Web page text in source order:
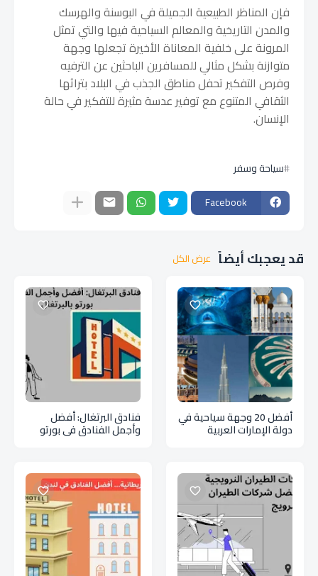
فإن المناظر الطبيعية الجميلة في البوسنة والهرسك
والمدن التاريخية والمعالم السياحية فيها والتي تمثل
المرونة على خلفية المعاناة الأخيرة تجعلها وجهة
متوازنة بشكل مثالي للمسافرين الباحثين عن الترفيه
وفرص التفكير تحفل مناطق الجذب في البلاد بتراثها
الثقافي المتنوع مع توفير عدسة مثيرة للتفكير في حالة
الإنسان.
سياحة وسفر
Facebook
قد يعجبك أيضاً عرض الكل
أفضل 20 وجهة سياحية في
دولة الإمارات العربية
المتحدة
فنادق البرتغال: أفضل
وأجمل الفنادق في بورتو
بالبرتغال Portugal hotels